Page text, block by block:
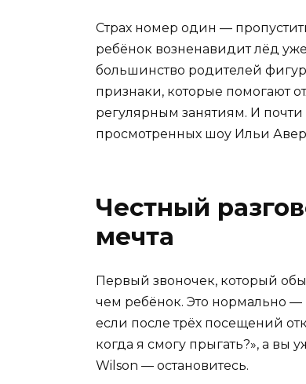
Страх номер один —
ребёнок возненавидит лёд
большинство родителей
признаки, которые помогают
регулярным занятиям. И
просмотренных шоу Ильи
Честный
мечта
Первый звоночек, который
чем ребёнок. Это нормально
если после трёх посещений
когда я смогу прыгать?», а вы
Wilson — остановитесь.